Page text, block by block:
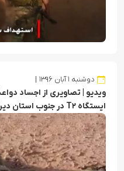
دوشنبه ۱ آبان ۱۳۹۶
ویدیو | تصاویری از اجساد
ایستگاه T۲ در جنوب استان دیرالزور